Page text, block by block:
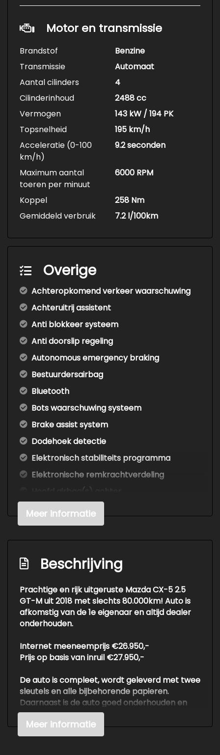
Motor en transmissie
Brandstof
Benzine
Transmissie
Automaat
Aantal cilinders
4
Cilinderinhoud
2488 cc
Vermogen
143 kW / 194 PK
Topsnelheid
195 km/h
Acceleratie (0-100
km/h)
9.2 seconden
Maximum aantal
toeren per minuut
6000 RPM
Koppel
258 Nm
Gemiddeld verbruik
7.2 l/100km
Overige
Achteropkomend verkeer waarschuwing
Achteruitrij assistent
Anti blokkeer systeem
Anti doorslip regeling
Autonomous emergency braking
Bestuurdersairbag
Bluetooth
Bots waarschuwing systeem
Brake assist system
Dodehoek detectie
Elektronisch stabiliteits programma
Elektronische remkrachtverdeling
Hoofd airbag(s) achter
Hoofd airbag(s) voor
Keyless start
Led mistlampen
Passagiersairbag
Rijstrooksensor met correctie
Rondomzicht camera
Zij airbag(s) voor
Exterieur
Buitenspiegels elektrisch inklapbaar
Buitenspiegels verwarmbaar
Dakspoiler
Dimlichten automatisch
Elektrisch bedienbare achterklep
Meer informatie
Beschrijving
Prachtige en rijk uitgeruste Mazda CX-5 2.5
GT-M uit 2018 met slechts 80.000km! Auto is
afkomstig van de 1e eigenaar en altijd dealer
onderhouden.
Internet meeneemprijs €26.950,-
Prijs op basis van inruil €27.950,-
De auto is compleet, wordt geleverd met twee
sleutels en alle bijbehorende papieren.
Daarnaast is de auto goed onderhouden en
heeft deze geen schade verleden.
Voor meer info of een vrijblijvende offerte /
Meer informatie